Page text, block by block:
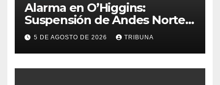
Alarma en O’Higgins:
Suspensión de Andes Norte
golpea con fuerza el empleo
y la economía regional
5 DE AGOSTO DE 2026 TRIBUNA